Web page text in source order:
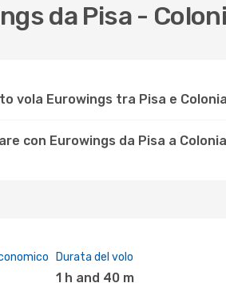
da Pisa -
vola Eurowings tra Pisa e
con Eurowings da Pisa a
Durata del volo
1 h and 40 m